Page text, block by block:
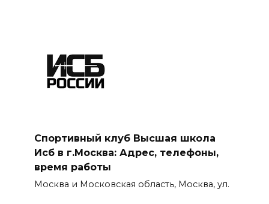
Спортивный клуб Высшая школа
Исб в г.Москва: Адрес, телефоны,
время работы
Москва и Московская область, Москва, ул.